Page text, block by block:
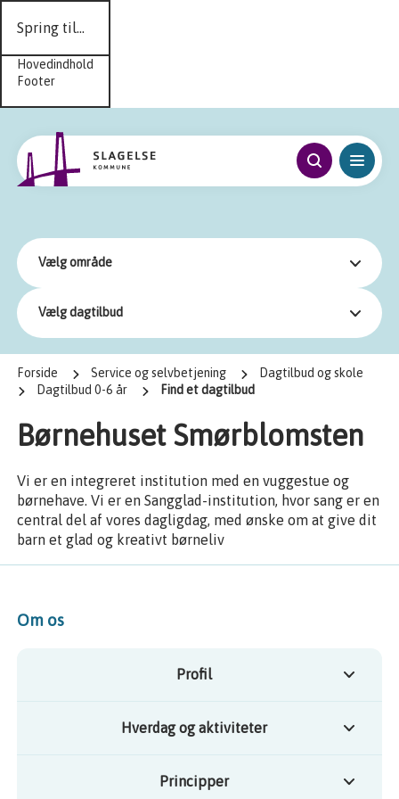
Spring til...
Hovedindhold
Footer
Vælg område
Vælg dagtilbud
Forside Service og selvbetjening
Dagtilbud og skole
Dagtilbud 0-6 år
Find et dagtilbud
Børnehuset Smørblomsten
Vi er en integreret institution med en vuggestue og
børnehave. Vi er en Sangglad-institution, hvor sang er en
central del af vores dagligdag, med ønske om at give dit
barn et glad og kreativt børneliv
Om os
Profil
Hverdag og aktiviteter
Principper